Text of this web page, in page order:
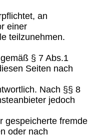
an
einer
teilzunehmen.
§ 7 Abs.1
Seiten nach
Nach §§ 8
jedoch
gespeicherte fremde
oder nach